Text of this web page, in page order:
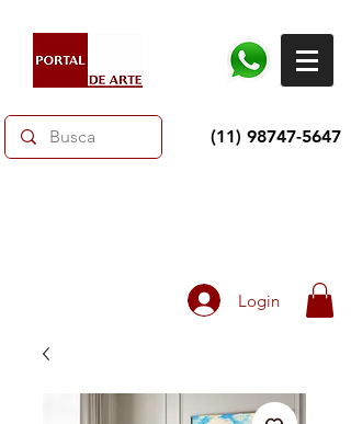
(11) 98747-5647
Login